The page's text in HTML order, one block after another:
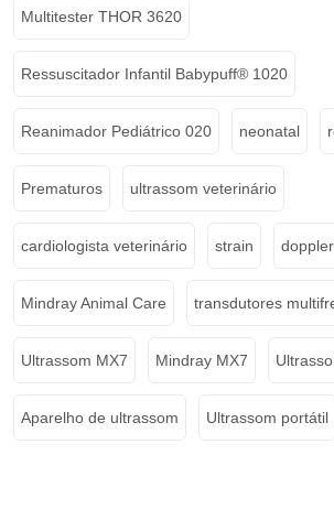
Multitester THOR 3620
Ressuscitador Infantil Babypuff® 1020
Reanimador Pediátrico 020 neonatal
Prematuros ultrassom veterinário
cardiologista veterinário strain doppler
Mindray Animal Care transdutores
Ultrassom MX7 Mindray MX7
Aparelho de ultrassom Ultrassom portátil